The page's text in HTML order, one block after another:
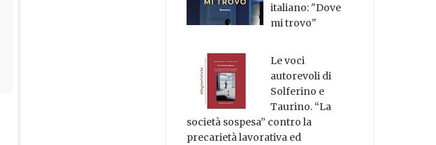
italiano: "Dove
mi trovo"
Le voci
autorevoli di
Solferino e
Taurino. “La
società sospesa” contro la
precarietà lavorativa ed